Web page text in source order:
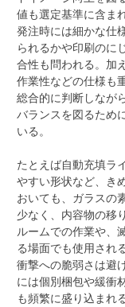
値も選定基準に含ま
発注時には細かな仕
られるかや印刷のに
合性も問われる。加
作業性などの仕様も
総合的に判断しなが
バランスを図るため
いる。
たとえば自動充填ラ
やすい形状など、き
おいても、ガラスの
少なく、内容物の移
ルームでの作業や、
る場面でも使用され
衝撃への脆弱さは避
には個別梱包や緩衝
も頻繁に盛り込まれる